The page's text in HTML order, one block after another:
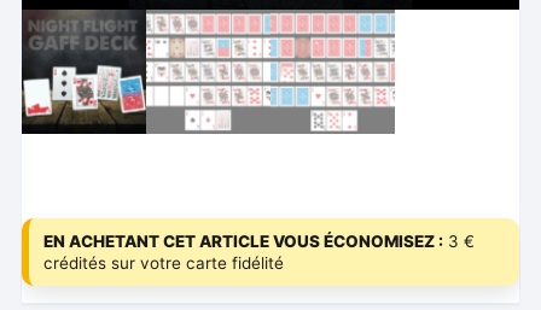
EN ACHETANT CET ARTICLE VOUS ÉCONOMISEZ : 3 €
crédités sur votre carte fidélité